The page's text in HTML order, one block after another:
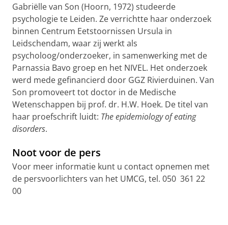
Gabriëlle van Son (Hoorn, 1972) studeerde
psychologie te Leiden. Ze verrichtte haar onderzoek
binnen Centrum Eetstoornissen Ursula in
Leidschendam, waar zij werkt als
psycholoog/onderzoeker, in samenwerking met de
Parnassia Bavo groep en het NIVEL. Het onderzoek
werd mede gefinancierd door GGZ Rivierduinen. Van
Son promoveert tot doctor in de Medische
Wetenschappen bij prof. dr. H.W. Hoek. De titel van
haar proefschrift luidt: The epidemiology of eating
disorders.
Noot voor de pers
Voor meer informatie kunt u contact opnemen met
de persvoorlichters van het UMCG, tel. 050 361 22
00